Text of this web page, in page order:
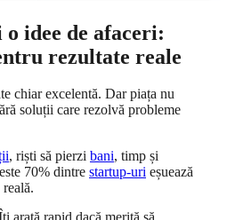
idee de afaceri:
rezultate reale
chiar excelentă. Dar piața nu
soluții care rezolvă probleme
, riști să pierzi bani, timp și
70% dintre startup-uri eșuează